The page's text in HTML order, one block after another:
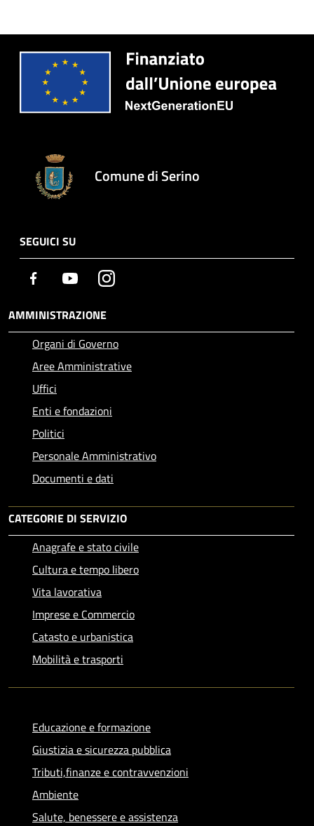
Comune di Serino
SEGUICI SU
Facebook YoutubeInstagram
AMMINISTRAZIONE
Organi di Governo
Aree Amministrative
Uffici
Enti e fondazioni
Politici
Personale Amministrativo
Documenti e dati
CATEGORIE DI SERVIZIO
Anagrafe e stato civile
Cultura e tempo libero
Vita lavorativa
Imprese e Commercio
Catasto e urbanistica
Mobilità e trasporti
Educazione e formazione
Giustizia e sicurezza pubblica
Tributi,finanze e contravvenzioni
Ambiente
Salute, benessere e assistenza